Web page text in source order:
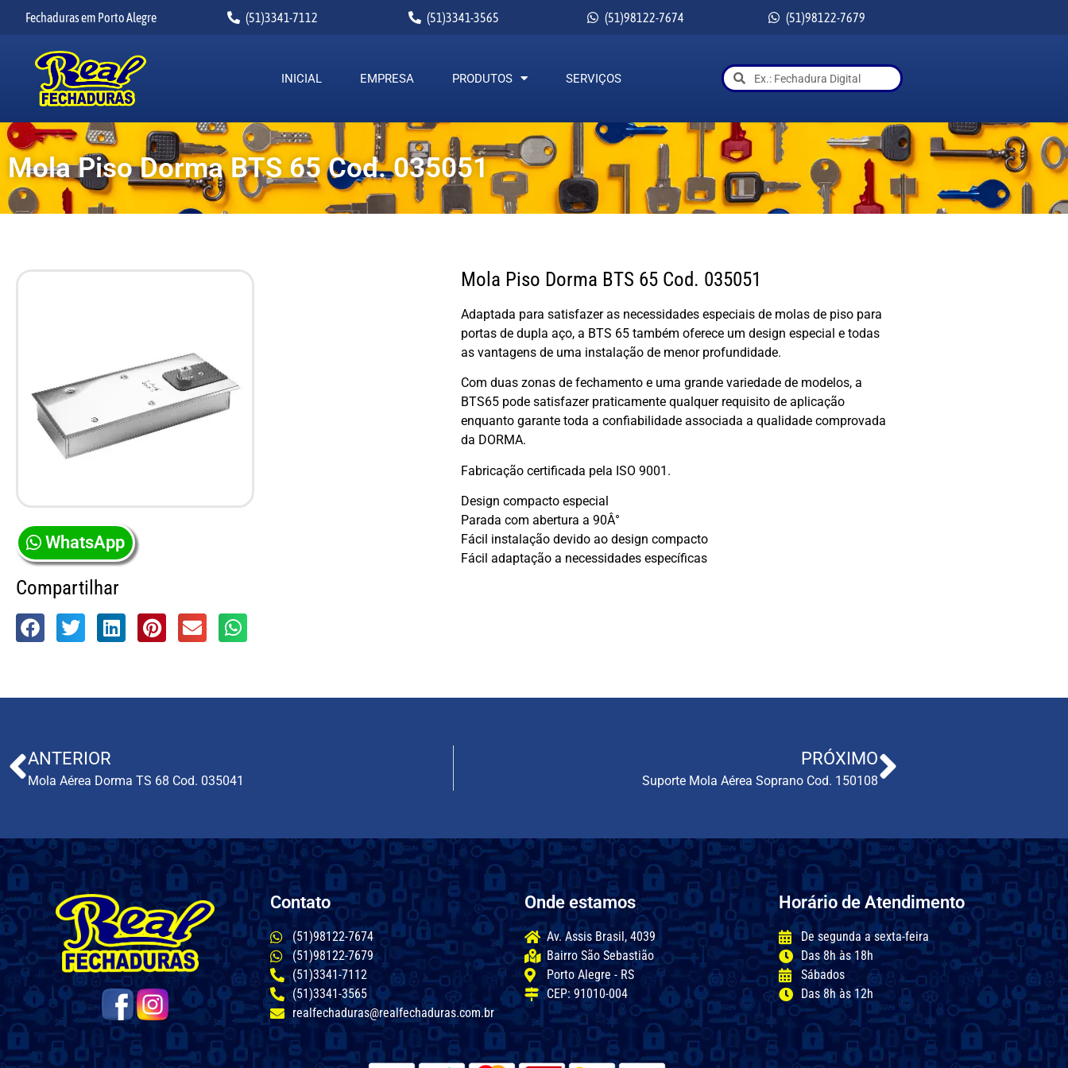
Fechaduras em Porto Alegre (51)3341-7112 (51)3341-3565 (51)98122-7674 (51)98122-7679
INICIAL EMPRESA PRODUTOS SERVIÇOS
Mola Piso Dorma BTS 65 Cod. 035051
WhatsApp
Compartilhar
Mola Piso Dorma BTS 65 Cod. 035051
Adaptada para satisfazer as necessidades especiais de molas de piso para
portas de dupla aço, a BTS 65 também oferece um design especial e todas
as vantagens de uma instalação de menor profundidade.
Com duas zonas de fechamento e uma grande variedade de modelos, a
BTS65 pode satisfazer praticamente qualquer requisito de aplicação
enquanto garante toda a confiabilidade associada a qualidade comprovada
da DORMA.
Fabricação certificada pela ISO 9001.
Design compacto especial
Parada com abertura a 90Â°
Fácil instalação devido ao design compacto
Fácil adaptação a necessidades específicas
ANTERIOR
Mola Aérea Dorma TS 68 Cod. 035041
PRÓXIMO
Suporte Mola Aérea Soprano Cod. 150108
Contato
(51)98122-7674
(51)98122-7679
(51)3341-7112
(51)3341-3565
realfechaduras@realfechaduras.com.br
Onde estamos
Av. Assis Brasil, 4039
Bairro São Sebastião
Porto Alegre - RS
CEP: 91010-004
Horário de Atendimento
De segunda a sexta-feira
Das 8h às 18h
Sábados
Das 8h às 12h